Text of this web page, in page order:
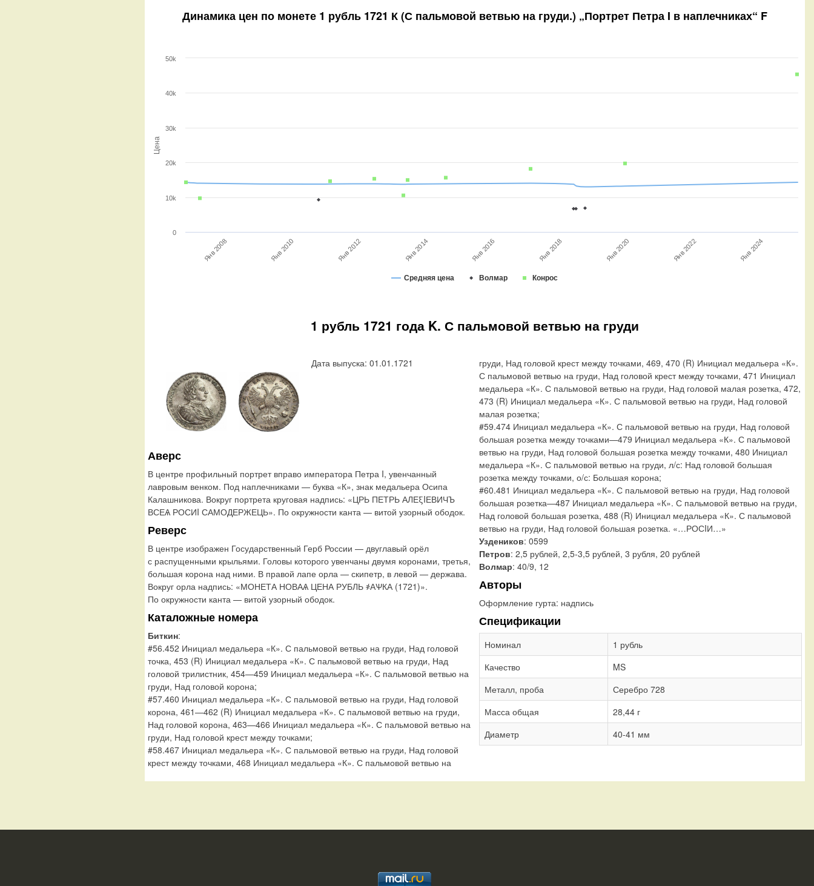
Динамика цен по монете 1 рубль 1721 К (С пальмовой ветвью на груди.) „Портрет Петра I в наплечниках“ F
Цена
Средняя цена Волмар Конрос
Янв 2008 Янв 2010 Янв 2012 Янв 2014 Янв 2016 Янв 2018 Янв 2020 Янв 2022 Янв 2024
0
10k
20k
30k
40k
50k
1 рубль 1721 года K. С пальмовой ветвью на груди
Дата выпуска: 01.01.1721
Аверс
В центре профильный портрет вправо императора Петра I, увенчанный
лавровым венком. Под наплечниками — буква «К», знак медальера Осипа
Калашникова. Вокруг портрета круговая надпись: «ЦРЬ ПЕТРЬ АЛЕξIЕВИЧЪ
ВСЕѦ РОСИI САМОДЕРЖЕЦЬ». По окружности канта — витой узорный ободок.
Реверс
В центре изображен Государственный Герб России — двуглавый орёл
с распущенными крыльями. Головы которого увенчаны двумя коронами, третья,
большая корона над ними. В правой лапе орла — скипетр, в левой — держава.
Вокруг орла надпись: «МОНЕТА НОВАѦ ЦЕНА РУБЛЬ ҂АѰКА (1721)».
По окружности канта — витой узорный ободок.
Каталожные номера
Биткин:
#56.452 Инициал медальера «К». С пальмовой ветвью на груди, Над головой
точка, 453 (R) Инициал медальера «К». С пальмовой ветвью на груди, Над
головой трилистник, 454—459 Инициал медальера «К». С пальмовой ветвью на
груди, Над головой корона;
#57.460 Инициал медальера «К». С пальмовой ветвью на груди, Над головой
корона, 461—462 (R) Инициал медальера «К». С пальмовой ветвью на груди,
Над головой корона, 463—466 Инициал медальера «К». С пальмовой ветвью на
груди, Над головой крест между точками;
#58.467 Инициал медальера «К». С пальмовой ветвью на груди, Над головой
крест между точками, 468 Инициал медальера «К». С пальмовой ветвью на
груди, Над головой крест между точками, 469, 470 (R) Инициал медальера «К».
С пальмовой ветвью на груди, Над головой крест между точками, 471 Инициал
медальера «К». С пальмовой ветвью на груди, Над головой малая розетка, 472,
473 (R) Инициал медальера «К». С пальмовой ветвью на груди, Над головой
малая розетка;
#59.474 Инициал медальера «К». С пальмовой ветвью на груди, Над головой
большая розетка между точками—479 Инициал медальера «К». С пальмовой
ветвью на груди, Над головой большая розетка между точками, 480 Инициал
медальера «К». С пальмовой ветвью на груди, л/с: Над головой большая
розетка между точками, о/с: Большая корона;
#60.481 Инициал медальера «К». С пальмовой ветвью на груди, Над головой
большая розетка—487 Инициал медальера «К». С пальмовой ветвью на груди,
Над головой большая розетка, 488 (R) Инициал медальера «К». С пальмовой
ветвью на груди, Над головой большая розетка. «…РОСIИ…»
Уздеников: 0599
Петров: 2,5 рублей, 2,5-3,5 рублей, 3 рубля, 20 рублей
Волмар: 40/9, 12
Авторы
Оформление гурта: надпись
Спецификации
Номинал
1 рубль
Качество
MS
Металл, проба
Серебро 728
Масса общая
28,44 г
Диаметр
40-41 мм